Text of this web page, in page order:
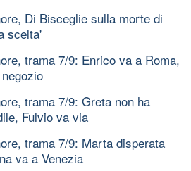
Di Bisceglie sulla morte di
scelta'
trama 7/9: Enrico va a Roma,
trama 7/9: Greta non ha
Fulvio va via
trama 7/9: Marta disperata
va a Venezia